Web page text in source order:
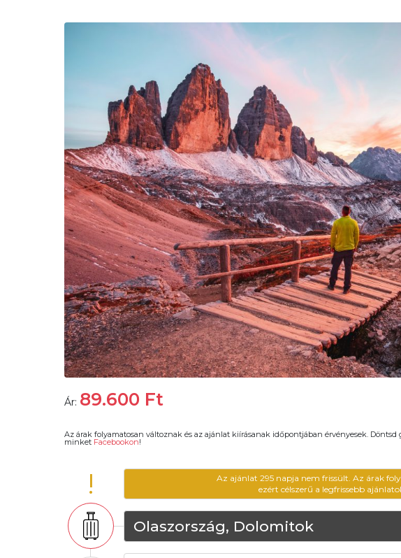
Ár: 89.600 Ft
Az árak folyamatosan változnak és az ajánlat kiírásanak időpontjában érvényesek. Döntsd
minket Facebookon!
!
Az ajánlat 295 napja nem frissült. Az árak
ezért célszerű a legfrissebb
Olaszország, Dolomitok